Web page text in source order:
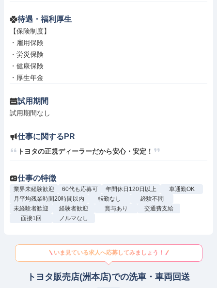
待遇・福利厚生
【保険制度】
・雇用保険
・労災保険
・健康保険
・厚生年金
試用期間
試用期間なし
仕事に関するPR
トヨタの正規ディーラーだから安心・安定！
仕事の特徴
業界未経験歓迎 60代も応募可 年間休日120日以上
車通勤OK
月平均残業時間20時間以内
転勤なし
経験不問
未経験者歓迎
経験者歓迎 賞与あり
交通費支給
面接1回
ノルマなし
いま見ている求人へ応募してみましょう！
トヨタ販売店(洲本店)での洗車・車両回送